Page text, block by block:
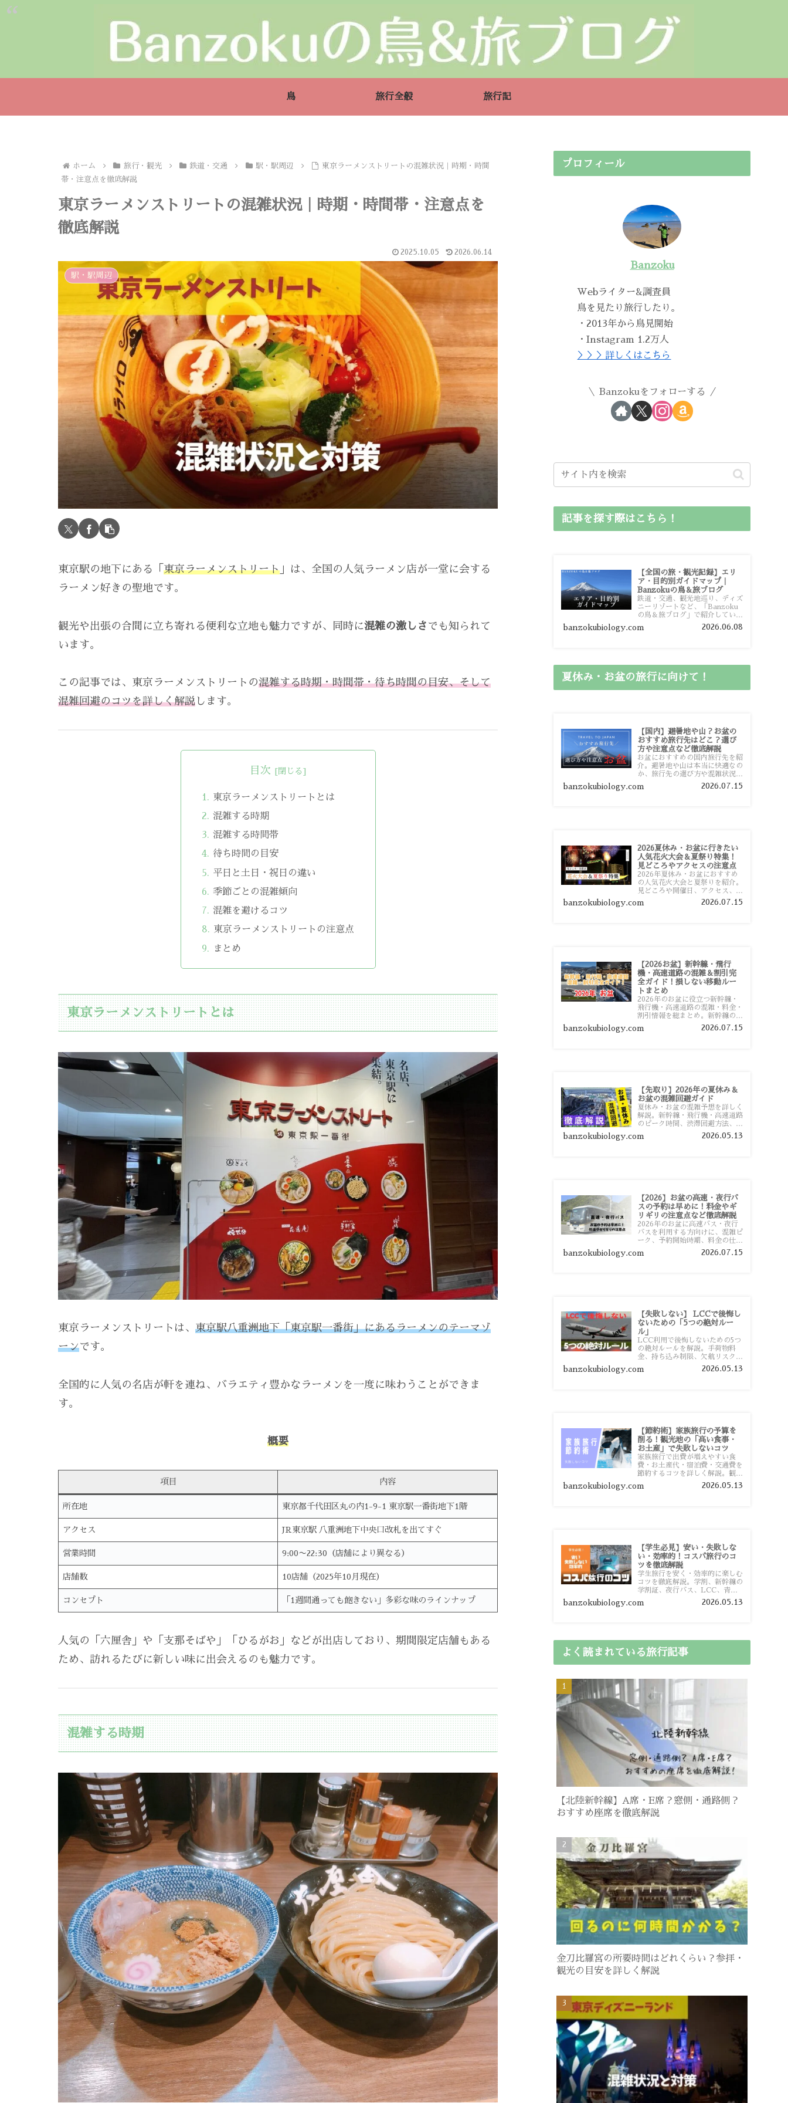
鳥 旅行全般 旅行記
ホーム 旅行・観光 鉄道・交通 駅・駅周辺
東京ラーメンストリートの混雑状況｜時期・時間
帯・注意点を徹底解説
東京ラーメンストリートの混雑状況｜時期・時間帯・注意点を
徹底解説
2025.10.05 2026.06.14
駅・駅周辺
東京駅の地下にある「 東京ラーメンストリート 」は、全国の人気ラーメン店が一堂に会する
ラーメン好きの聖地です。
観光や出張の合間に立ち寄れる便利な立地も魅力ですが、同時に混雑の激しさ でも知られて
います。
この記事では、東京ラーメンストリートの混雑する時期・時間帯・待ち時間の目安、そして
混雑回避のコツを詳しく解説 します。
目次
東京ラーメンストリートとは
混雑する時期
混雑する時間帯
待ち時間の目安
平日と土日・祝日の違い
季節ごとの混雑傾向
混雑を避けるコツ
東京ラーメンストリートの注意点
まとめ
東京ラーメンストリートとは
東京ラーメンストリートは、 東京駅八重洲地下「東京駅一番街」にあるラーメンのテーマゾ
ーンです。
全国的に人気の名店が軒を連ね、バラエティ豊かなラーメンを一度に味わうことができま
す。
概要
項目 内容
所在地 東京都千代田区丸の内1-9-1 東京駅一番街地下1階
アクセス JR東京駅 八重洲地下中央口改札を出てすぐ
営業時間 9:00〜22:30（店舗により異なる）
店舗数 10店舗（2025年10月現在）
コンセプト 「1週間通っても飽きない」多彩な味のラインナップ
人気の「六厘舎」や「支那そばや」「ひるがお」などが出店しており、期間限定店舗もある
ため、訪れるたびに新しい味に出会えるのも魅力です。
混雑する時期
プロフィール
Banzoku
Webライター&調査員
鳥を見たり旅行したり。
・2013年から鳥見開始
・Instagram 1.2万人
＞＞＞詳しくはこちら
Banzokuをフォローする
記事を探す際はこちら！
【全国の旅・観光記録】エリ
ア・目的別ガイドマップ｜
Banzokuの鳥＆旅ブログ
鉄道・交通、観光地巡り、ディズ
ニーリゾートなど、「Banzoku
の鳥＆旅ブログ」で紹介している
全国の旅行・観光記録をエリアや
目的別に整理しました。あなたが
banzokubiology.com 2026.06.08
夏休み・お盆の旅行に向けて！
【国内】避暑地や山？お盆の
おすすめ旅行先はどこ？選び
方や注意点など徹底解説
お盆におすすめの国内旅行先を紹
介。避暑地や山は本当に快適なの
か、旅行先の選び方や混雑状況、
注意点、比較的混雑を避けやすい
おすすめスポットまで旅行前に役
banzokubiology.com 2026.07.15
2026夏休み・お盆に行きたい
人気花火大会＆夏祭り特集！
見どころやアクセスの注意点
2026年夏休み・お盆におすすめ
の人気花火大会と夏祭りを紹介。
見どころや開催日、アクセス、混
雑対策、旅行前に知っておきたい
注意点をわかりやすく解説しま
banzokubiology.com 2026.07.15
【2026お盆】新幹線・飛行
機・高速道路の混雑＆割引完
全ガイド！損しない移動ルー
トまとめ
2026年のお盆に役立つ新幹線・
飛行機・高速道路の混雑・料金・
割引情報を総まとめ。新幹線の予
約や最繁忙期料金、飛行機を安く
予約するコツ、高速道路の休日割
banzokubiology.com 2026.07.15
【先取り】2026年の夏休み＆
お盆の混雑回避ガイド
夏休み・お盆の混雑予想を詳しく
解説。新幹線・飛行機・高速道路
のピーク時間、渋滞回避方法、混
雑しやすい観光地、交通手段別の
特徴まで旅行者向けに分かりやす
banzokubiology.com 2026.05.13
【2026】お盆の高速・夜行バ
スの予約は早めに！料金やギ
リギリの注意点など徹底解説
2026年のお盆に高速バス・夜行
バスを利用する方向けに、混雑ピ
ーク、予約開始時期、料金の仕組
み、キャンセル待ちのコツ、直前
予約の注意点まで詳しく解説しま
banzokubiology.com 2026.07.15
【失敗しない】 LCCで後悔し
ないための「5つの絶対ルー
ル」
LCC利用で後悔しないための5つ
の絶対ルールを解説。手荷物料
金、持ち込み制限、欠航リスク、
時間厳守など、格安航空会社を利
用する前に知っておきたい注意点
banzokubiology.com 2026.05.13
【節約術】家族旅行の予算を
削る！観光地の「高い食事・
お土産」で失敗しないコツ
家族旅行で出費が増えやすい食
費・お土産代・宿泊費・交通費を
節約するコツを詳しく解説。観光
地価格を避ける方法や、早割・ス
ーパー活用術、予算管理のポイン
banzokubiology.com 2026.05.13
【学生必見】安い・失敗しな
い・効率的！コスパ旅行のコ
ツを徹底解説
学生旅行を安く・効率的に楽しむ
コツを徹底解説。学割、新幹線の
学割証、夜行バス、LCC、青春
18きっぷ、レンタカー割り勘な
ど、学生向けの節約旅行術を詳し
banzokubiology.com 2026.05.13
よく読まれている旅行記事
【北陸新幹線】A席・E席？窓側・通路側？
おすすめ座席を徹底解説
金刀比羅宮の所要時間はどれくらい？参拝・
観光の目安を詳しく解説